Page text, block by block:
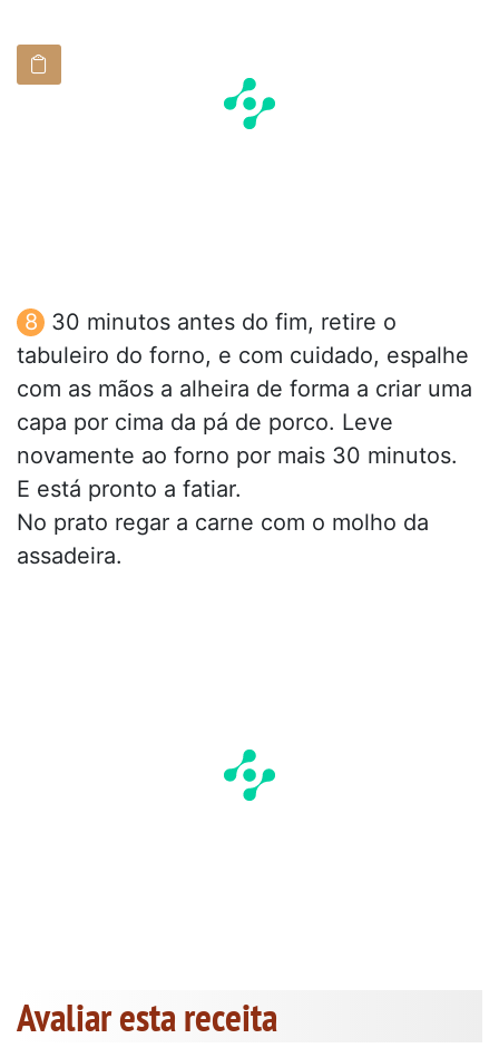
30 minutos antes do fim, retire o
tabuleiro do forno, e com cuidado, espalhe
com as mãos a alheira de forma a criar uma
capa por cima da pá de porco. Leve
novamente ao forno por mais 30 minutos.
E está pronto a fatiar.
No prato regar a carne com o molho da
assadeira.
Avaliar esta receita